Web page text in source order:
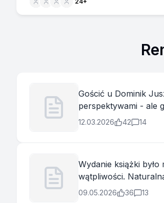
Gościć u Dominik
perspektywami - ale gościć i
Agnieszka Borys-
12.03.2026 42 14
Wydanie książki
wątpliwości.
nielicznych
09.05.2026 36 13